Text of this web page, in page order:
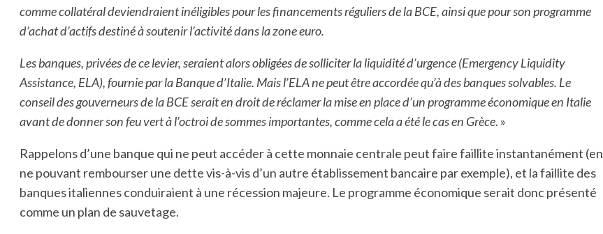
comme collatéral deviendraient inéligibles pour les financements réguliers de la BCE, ainsi que pour son programme
d’achat d’actifs destiné à soutenir l’activité dans la zone euro.
Les banques, privées de ce levier, seraient alors obligées de solliciter la liquidité d’urgence (Emergency Liquidity
Assistance, ELA), fournie par la Banque d’Italie. Mais l’ELA ne peut être accordée qu’à des banques solvables. Le
conseil des gouverneurs de la BCE serait en droit de réclamer la mise en place d’un programme économique en Italie
avant de donner son feu vert à l’octroi de sommes importantes, comme cela a été le cas en Grèce. »
Rappelons d’une banque qui ne peut accéder à cette monnaie centrale peut faire faillite instantanément (en
ne pouvant rembourser une dette vis-à-vis d’un autre établissement bancaire par exemple), et la faillite des
banques italiennes conduiraient à une récession majeure. Le programme économique serait donc présenté
comme un plan de sauvetage.